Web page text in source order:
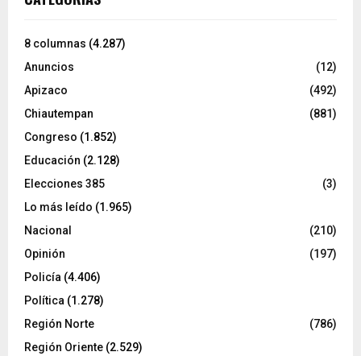
8 columnas (4.287)
Anuncios
(12)
Apizaco
(492)
Chiautempan
(881)
Congreso (1.852)
Educación (2.128)
Elecciones 385
(3)
Lo más leído (1.965)
Nacional
(210)
Opinión
(197)
Policía (4.406)
Política (1.278)
Región Norte
(786)
Región Oriente (2.529)